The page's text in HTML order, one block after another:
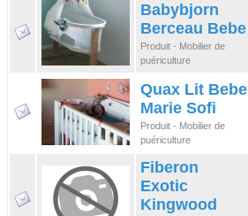
Babybjorn
Berceau Bebe
Produit - Mobilier de
puériculture
Quax Lit Bebe
Marie Sofi
Produit - Mobilier de
puériculture
Fiberon
Exotic
Kingwood